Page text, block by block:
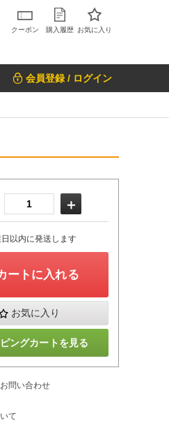
クーポン 購入履歴 お気に入り
会員登録 / ログイン
＋
以内に発送します
ートに入れる
お気に入り
ングカートを見る
問い合わせ
て